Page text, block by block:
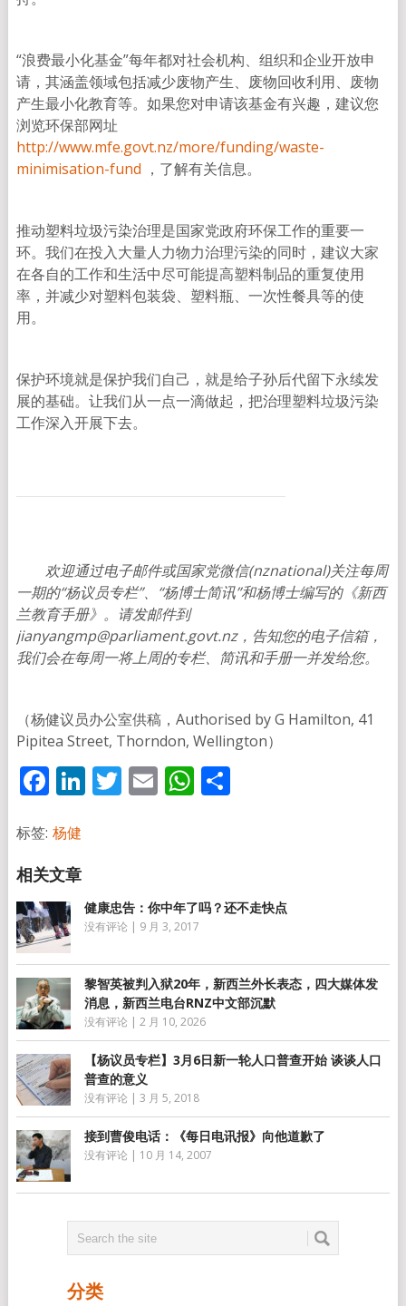
“浪费最小化基金”每年都对社会机构、组织和企业开放申
请，其涵盖领域包括减少废物产生、废物回收利用、废物
产生最小化教育等。如果您对申请该基金有兴趣，建议您
浏览环保部网址
http://www.mfe.govt.nz/more/funding/waste-
minimisation-fund ，了解有关信息。
推动塑料垃圾污染治理是国家党政府环保工作的重要一
环。我们在投入大量人力物力治理污染的同时，建议大家
在各自的工作和生活中尽可能提高塑料制品的重复使用
率，并减少对塑料包装袋、塑料瓶、一次性餐具等的使
用。
保护环境就是保护我们自己，就是给子孙后代留下永续发
展的基础。让我们从一点一滴做起，把治理塑料垃圾污染
工作深入开展下去。
欢迎通过电子邮件或国家党微信(nznational)关注每周
一期的“杨议员专栏”、“杨博士简讯”和杨博士编写的《新西
兰教育手册》。请发邮件到
jianyangmp@parliament.govt.nz，告知您的电子信箱，
我们会在每周一将上周的专栏、简讯和手册一并发给您。
（杨健议员办公室供稿，Authorised by G Hamilton, 41
Pipitea Street, Thorndon, Wellington）
Facebook
LinkedIn
Twitter
EmailWhatsApp
分
标签: 杨健
健康忠告：你中年了吗？还不走快点
没有评论 | 9 月 3, 2017
黎智英被判入狱20年，新西兰外长表态，四大媒体发
消息，新西兰电台RNZ中文部沉默
没有评论 | 2 月 10, 2026
【杨议员专栏】3月6日新一轮人口普查开始 谈谈人口
普查的意义
没有评论 | 3 月 5, 2018
接到曹俊电话：《每日电讯报》向他道歉了
没有评论 | 10 月 14, 2007
分类